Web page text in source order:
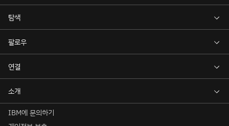
IBM에 문의하기